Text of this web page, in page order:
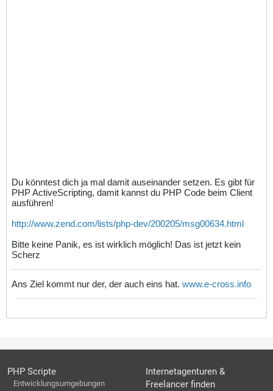
Du könntest dich ja mal damit auseinander setzen. Es gibt für
PHP ActiveScripting, damit kannst du PHP Code beim Client
ausführen!
http://www.zend.com/lists/php-dev/200205/msg00634.html
Bitte keine Panik, es ist wirklich möglich! Das ist jetzt kein
Scherz
Ans Ziel kommt nur der, der auch eins hat. www.e-cross.info
PHP Scripte
Entwicklungsumgebungen
Internetagenturen &
Freelancer finden